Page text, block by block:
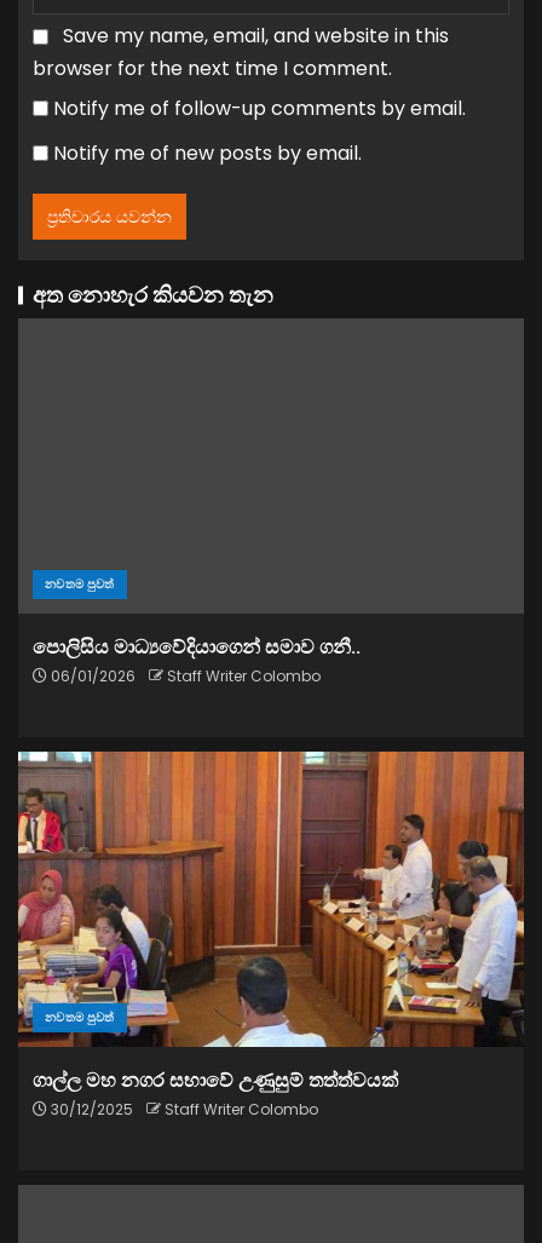
Save my name, email, and website in this
browser for the next time I comment.
Notify me of follow-up comments by email.
Notify me of new posts by email.
අත නොහැර කියවන තැන
නවතම පුවත්
පොලිසිය මාධ්‍යවේදියාගෙන් සමාව ගනී..
06/01/2026 Staff Writer Colombo
නවතම පුවත්
ගාල්ල මහ නගර සභාවේ උණුසුම් තත්ත්වයක්
30/12/2025 Staff Writer Colombo